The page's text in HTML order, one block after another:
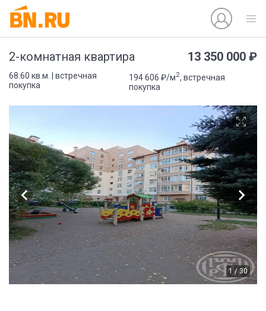
2-комнатная квартира 13 350 000 ₽
68.60 кв.м. | встречная
покупка
194 606 ₽/м2, встречная
покупка
1 / 30